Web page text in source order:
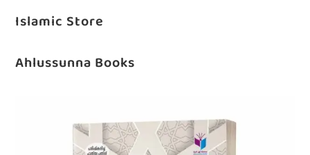
Islamic Store
Ahlussunna Books